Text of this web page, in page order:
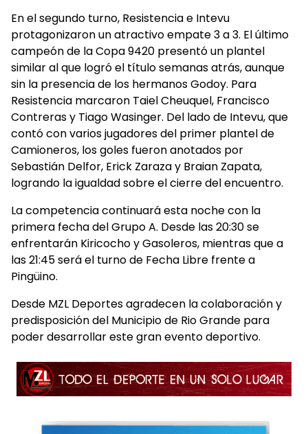
En el segundo turno, Resistencia e Intevu
protagonizaron un atractivo empate 3 a 3. El último
campeón de la Copa 9420 presentó un plantel
similar al que logró el título semanas atrás, aunque
sin la presencia de los hermanos Godoy. Para
Resistencia marcaron Taiel Cheuquel, Francisco
Contreras y Tiago Wasinger. Del lado de Intevu, que
contó con varios jugadores del primer plantel de
Camioneros, los goles fueron anotados por
Sebastián Delfor, Erick Zaraza y Braian Zapata,
logrando la igualdad sobre el cierre del encuentro.
La competencia continuará esta noche con la
primera fecha del Grupo A. Desde las 20:30 se
enfrentarán Kiricocho y Gasoleros, mientras que a
las 21:45 será el turno de Fecha Libre frente a
Pingüino.
Desde MZL Deportes agradecen la colaboración y
predisposición del Municipio de Rio Grande para
poder desarrollar este gran evento deportivo.